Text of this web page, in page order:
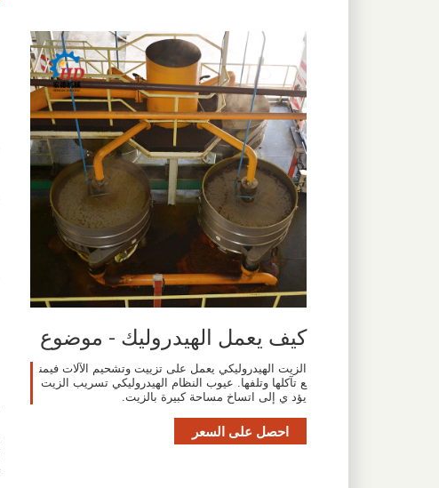
كيف يعمل الهيدروليك - موضوع
الزيت الهيدروليكي يعمل على تزييت وتشحيم الآلات فيمن
ع تآكلها وتلفها. عيوب النظام الهيدروليكي تسريب الزيت
يؤد ي إلى اتساخ مساحة كبيرة بالزيت.
احصل على السعر